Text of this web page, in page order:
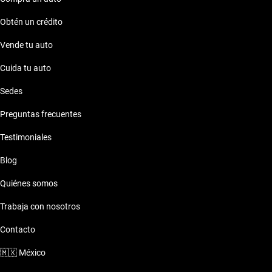
Obtén un crédito
Vende tu auto
Cuida tu auto
Sedes
Preguntas frecuentes
Testimoniales
Blog
Quiénes somos
Trabaja con nosotros
Contacto
🇲🇽 México